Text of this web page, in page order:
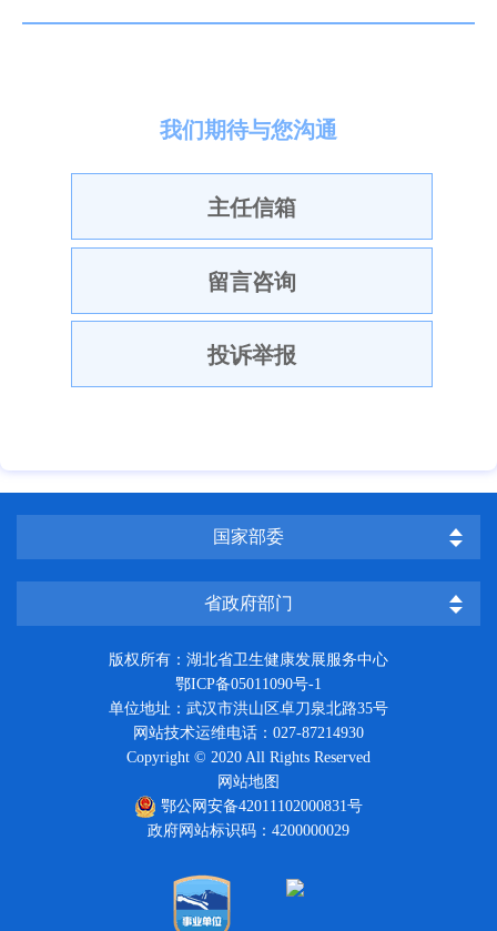
我们期待与您沟通
主任信箱
留言咨询
投诉举报
国家部委
省政府部门
版权所有：湖北省卫生健康发展服务中心
鄂ICP备05011090号-1
单位地址：武汉市洪山区卓刀泉北路35号
网站技术运维电话：027-87214930
Copyright © 2020 All Rights Reserved
网站地图
鄂公网安备42011102000831号
政府网站标识码：4200000029